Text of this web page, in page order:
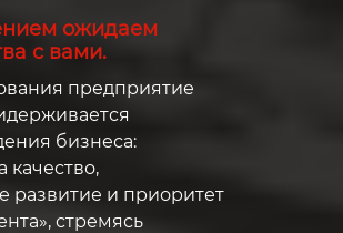
ожидаем
с вами.
предприятие
бизнеса:
качество,
развитие и приоритет
стремясь